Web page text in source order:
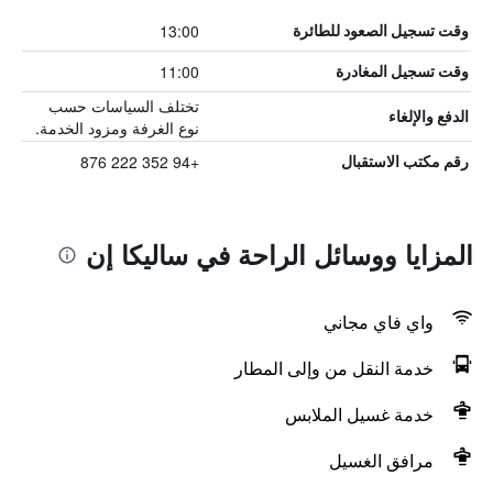
وقت تسجيل الصعود للطائرة 13:00
وقت تسجيل المغادرة 11:00
الدفع والإلغاء
تختلف السياسات حسب
نوع الغرفة ومزود الخدمة.
رقم مكتب الاستقبال +94 352 222 876
المزايا ووسائل الراحة في ساليكا إن
واي فاي مجاني
خدمة النقل من وإلى المطار
خدمة غسيل الملابس
مرافق الغسيل